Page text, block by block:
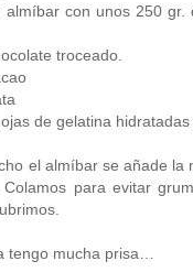
almíbar con unos 250 gr.
troceado.
de gelatina hidratadas
el almíbar se añade la
Colamos para evitar
tengo mucha prisa…